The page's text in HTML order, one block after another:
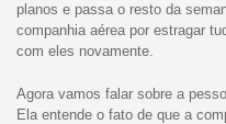
planos e passa o resto da
companhia aérea por estragar
com eles novamente.
Agora vamos falar sobre a
Ela entende o fato de que a